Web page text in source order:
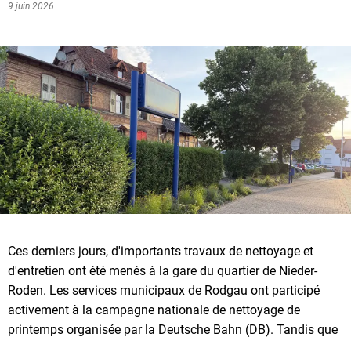
9 juin 2026
Ces derniers jours, d'importants travaux de nettoyage et
d'entretien ont été menés à la gare du quartier de Nieder-
Roden. Les services municipaux de Rodgau ont participé
activement à la campagne nationale de nettoyage de
printemps organisée par la Deutsche Bahn (DB). Tandis que